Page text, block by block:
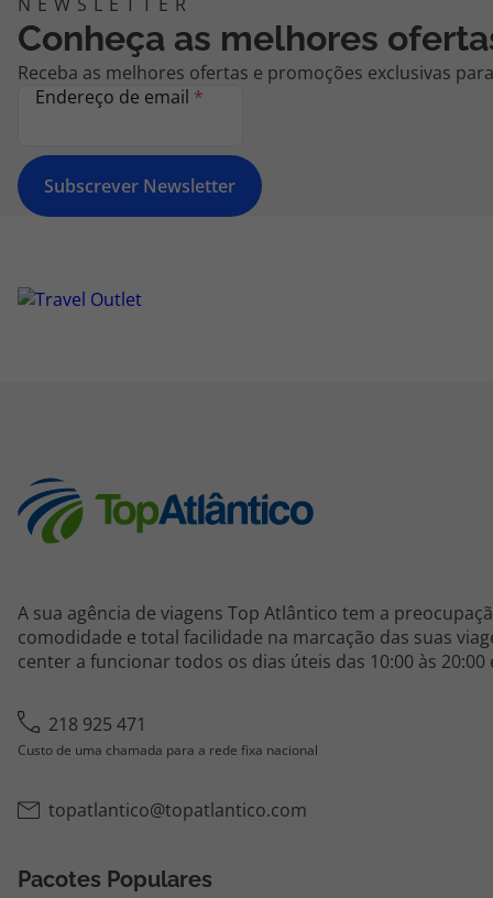
Conheça as melhores
Receba as melhores ofertas e promoções exclusivas
Endereço de email *
Subscrever Newsletter
A sua agência de viagens Top Atlântico tem a
comodidade e total facilidade na marcação das suas
center a funcionar todos os dias úteis das 10:00 às 20:00
218 925 471
Custo de uma chamada para a rede fixa nacional
topatlantico@topatlantico.com
Pacotes Populares